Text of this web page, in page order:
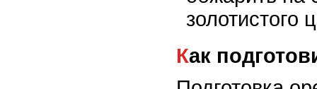
золотистого
Как